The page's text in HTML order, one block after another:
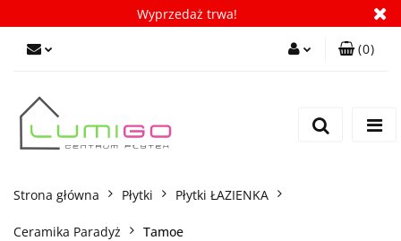
Wyprzedaż trwa!
(0)
Strona główna Płytki Płytki ŁAZIENKA
Ceramika Paradyż Tamoe